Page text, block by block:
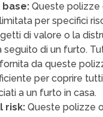
base:Queste polizze
per specifici
di valore o la
seguito di un furto.
da queste
per coprire
a un furto in casa.
risk:Queste polizze